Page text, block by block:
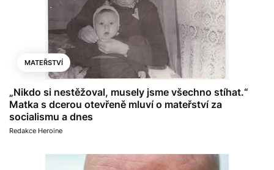
MATEŘSTVÍ
„Nikdo si nestěžoval, musely jsme všechno stíhat.“
Matka s dcerou otevřeně mluví o mateřství za
socialismu a dnes
Redakce Heroine